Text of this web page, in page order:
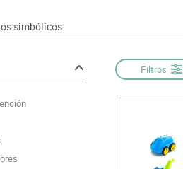
Audio
Mobiliario tecnológico
Monitores interactivos
Lego
simbólicos
Filtros